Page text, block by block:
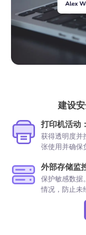
建设
打印机活动：
获得透明度并
张使用并确保
外部存储监
保护敏感数据
情况，防止未